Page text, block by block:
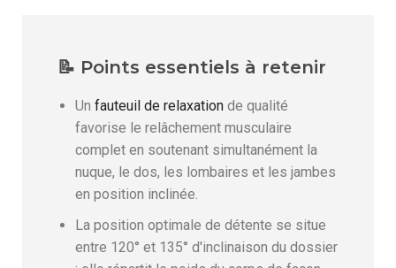
📝 Points essentiels à retenir
Un fauteuil de relaxation de qualité
favorise le relâchement musculaire
complet en soutenant simultanément la
nuque, le dos, les lombaires et les jambes
en position inclinée.
La position optimale de détente se situe
entre 120° et 135° d'inclinaison du dossier